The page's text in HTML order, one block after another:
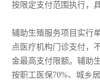
按限定支付范围执行，
辅助生殖服务项目实行
点医疗机构门诊支付，
金最高支付限额。辅助
按职工医保70%、城乡